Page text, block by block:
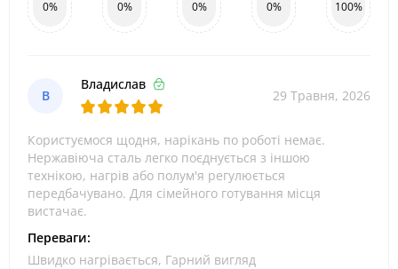
0% 0% 0% 0% 100%
В
Владислав
29 Травня, 2026
Користуємося щодня, нарікань по роботі немає.
Нержавіюча сталь легко поєднується з іншою
технікою, нагрів або полум'я регулюється
передбачувано. Для сімейного готування місця
вистачає.
Переваги:
Швидко нагрівається, Гарний вигляд